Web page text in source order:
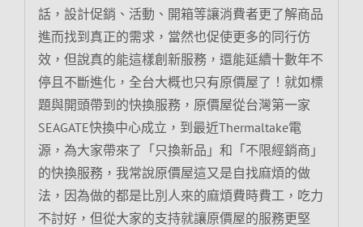
話，設計促銷、活動、開箱等讓消費者更了解商品
進而找到真正的需求，當然也促使更多的同行仿
效，但說真的能這樣創新服務，還能延續十數年不
停且不斷進化，全台大概也只有原價屋了！就如標
題與開頭帶到的快換服務，原價屋從台灣第一家
SEAGATE快換中心成立，到最近Thermaltake電
源，為大家帶來了「只換新品」和「不限經銷商」
的快換服務，我常說原價屋這又是自找麻煩的做
法，因為做的都是比別人來的麻煩費時費工，吃力
不討好，但從大家的支持就讓原價屋的服務更堅